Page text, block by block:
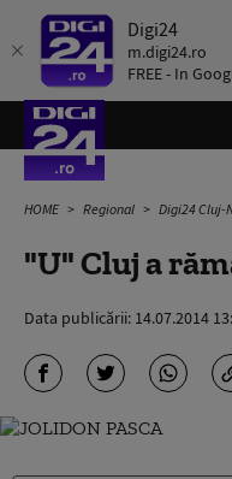
Digi24
m.digi24.ro
FREE - In
HOME Regional Digi24 Cluj-
"U" Cluj a
Data publicării: 14.07.2014